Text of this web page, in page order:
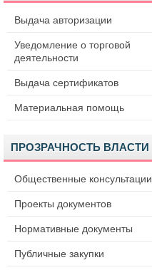
Выдача авторизации
Уведомление о торговой
деятельности
Выдача сертификатов
Материальная помощь
ПРОЗРАЧНОСТЬ ВЛАСТИ
Общественные консультации
Проекты документов
Нормативные документы
Публичные закупки